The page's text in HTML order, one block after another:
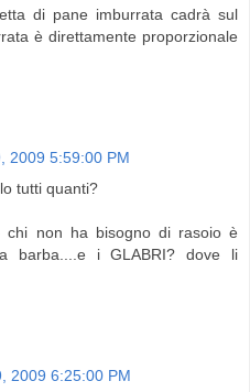
di pane imburrata cadrà sul
è direttamente proporzionale
2009 5:59:00 PM
tutti quanti?
chi non ha bisogno di rasoio è
barba....e i GLABRI? dove li
2009 6:25:00 PM